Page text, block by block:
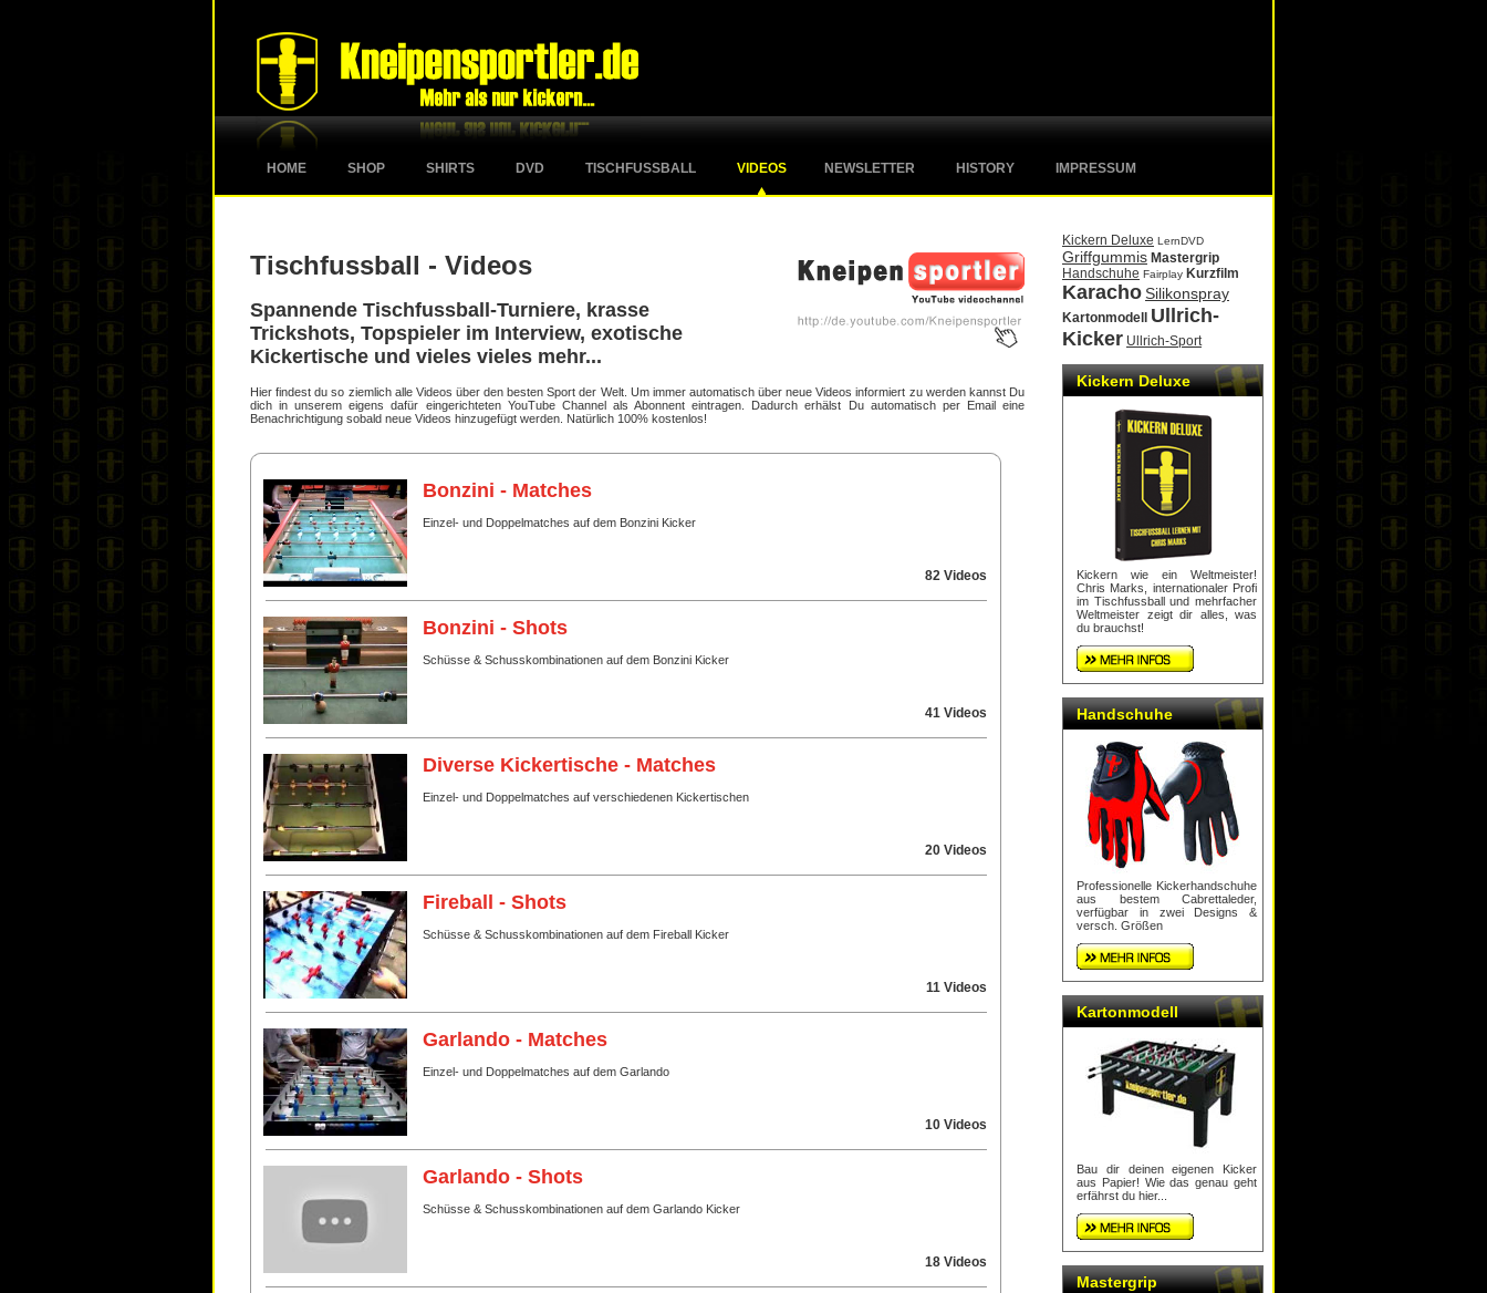
HOME SHOP SHIRTS DVD TISCHFUSSBALL VIDEOS NEWSLETTER HISTORY IMPRESSUM
Tischfussball - Videos
Spannende Tischfussball-Turniere, krasse
Trickshots, Topspieler im Interview, exotische
Kickertische und vieles vieles mehr...
Hier findest du so ziemlich alle Videos über den besten Sport der Welt. Um immer automatisch über neue Videos informiert zu werden kannst Du
dich in unserem eigens dafür eingerichteten YouTube Channel als Abonnent eintragen. Dadurch erhälst Du automatisch per Email eine
Benachrichtigung sobald neue Videos hinzugefügt werden. Natürlich 100% kostenlos!
Bonzini - Matches
Einzel- und Doppelmatches auf dem Bonzini Kicker
82 Videos
Bonzini - Shots
Schüsse & Schusskombinationen auf dem Bonzini Kicker
41 Videos
Diverse Kickertische - Matches
Einzel- und Doppelmatches auf verschiedenen Kickertischen
20 Videos
Fireball - Shots
Schüsse & Schusskombinationen auf dem Fireball Kicker
11 Videos
Garlando - Matches
Einzel- und Doppelmatches auf dem Garlando
10 Videos
Garlando - Shots
Schüsse & Schusskombinationen auf dem Garlando Kicker
18 Videos
Kickern Deluxe LernDVD
Griffgummis Mastergrip
Handschuhe Fairplay Kurzfilm
KarachoSilikonspray
Kartonmodell
Ullrich-
Kicker Ullrich-Sport
Kickern Deluxe
Kickern wie ein Weltmeister!
Chris Marks, internationaler Profi
im Tischfussball und mehrfacher
Weltmeister zeigt dir alles, was
du brauchst!
Handschuhe
Professionelle Kickerhandschuhe
aus bestem Cabrettaleder,
verfügbar in zwei Designs &
versch. Größen
Kartonmodell
Bau dir deinen eigenen Kicker
aus Papier! Wie das genau geht
erfährst du hier...
Mastergrip